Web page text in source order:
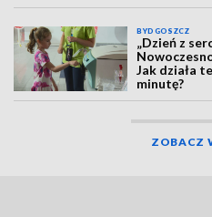
BYDGOSZCZ
„Dzień z
Jak działa
minutę?
ZOBACZ